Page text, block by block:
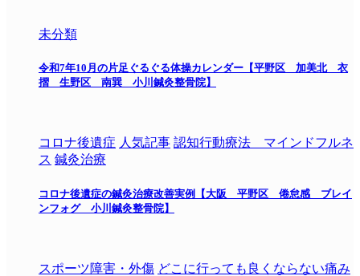
未分類
令和7年10月の片足ぐるぐる体操カレンダー【平野区 加美北 衣
摺 生野区 南巽 小川鍼灸整骨院】
コロナ後遺症 人気記事 認知行動療法 マインドフルネ
ス 鍼灸治療
コロナ後遺症の鍼灸治療改善実例【大阪 平野区 倦怠感 ブレイ
ンフォグ 小川鍼灸整骨院】
スポーツ障害・外傷 どこに行っても良くならない痛み